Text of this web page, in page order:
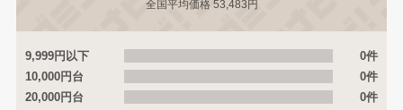
全国平均価格 53,483円
9,999円以下
0件
10,000円台
0件
20,000円台
0件